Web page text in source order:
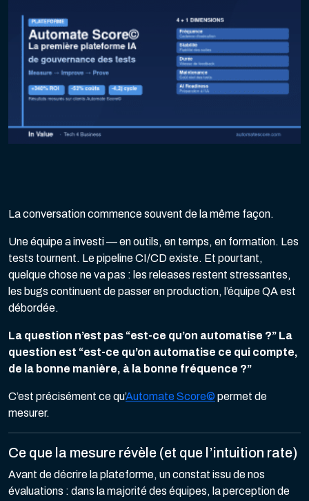
La conversation commence souvent de la même façon.
Une équipe a investi — en outils, en temps, en formation. Les
tests tournent. Le pipeline CI/CD existe. Et pourtant,
quelque chose ne va pas : les releases restent stressantes,
les bugs continuent de passer en production, l’équipe QA est
débordée.
La question n’est pas “est-ce qu’on automatise ?” La
question est “est-ce qu’on automatise ce qui compte,
de la bonne manière, à la bonne fréquence ?”
C’est précisément ce qu’Automate Score© permet de
mesurer.
Ce que la mesure révèle (et que l’intuition rate)
Avant de décrire la plateforme, un constat issu de nos
évaluations : dans la majorité des équipes, la perception de